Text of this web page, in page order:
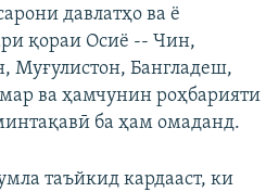
давлатҳо ва ё
қораи Осиё -- Чин,
Муғулистон, Бангладеш,
ва ҳамчунин роҳбарияти
ба ҳам омаданд.
таъйкид кардааст, ки